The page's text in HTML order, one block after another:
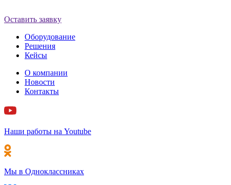
Оставить заявку
Оборудование
Решения
Кейсы
О компании
Новости
Контакты
Наши работы на Youtube
Мы в Одноклассниках